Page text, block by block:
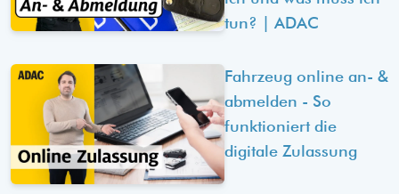
tun? | ADAC
Fahrzeug online an- &
abmelden - So
funktioniert die
digitale Zulassung